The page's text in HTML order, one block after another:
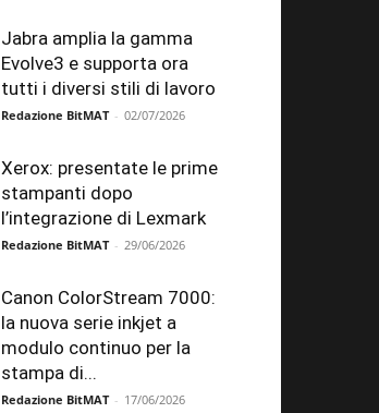
Jabra amplia la gamma
Evolve3 e supporta ora
tutti i diversi stili di lavoro
Redazione BitMAT - 02/07/2026
Xerox: presentate le prime
stampanti dopo
l’integrazione di Lexmark
Redazione BitMAT - 29/06/2026
Canon ColorStream 7000:
la nuova serie inkjet a
modulo continuo per la
stampa di...
Redazione BitMAT - 17/06/2026